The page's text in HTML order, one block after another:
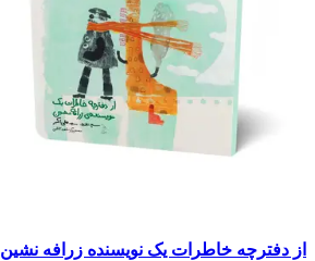
از دفترچه خاطرات یک نویسنده زرافه نشین